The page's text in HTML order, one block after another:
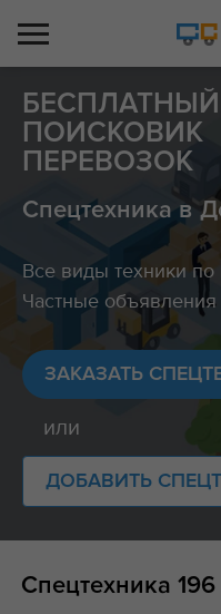
БЕСПЛАТНЫЙ
ПОИСКОВИК
ПЕРЕВОЗОК
Спецтехника в
Все виды техники по
Частные
ЗАКАЗАТЬ
или
ДОБАВИТЬ
Спецтехника 196